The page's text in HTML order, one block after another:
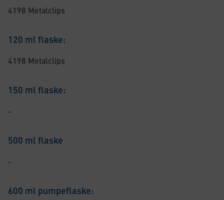
4198 Metalclips
120 ml flaske:
4198 Metalclips
150 ml flaske:
-
500 ml flaske
-
600 ml pumpeflaske: